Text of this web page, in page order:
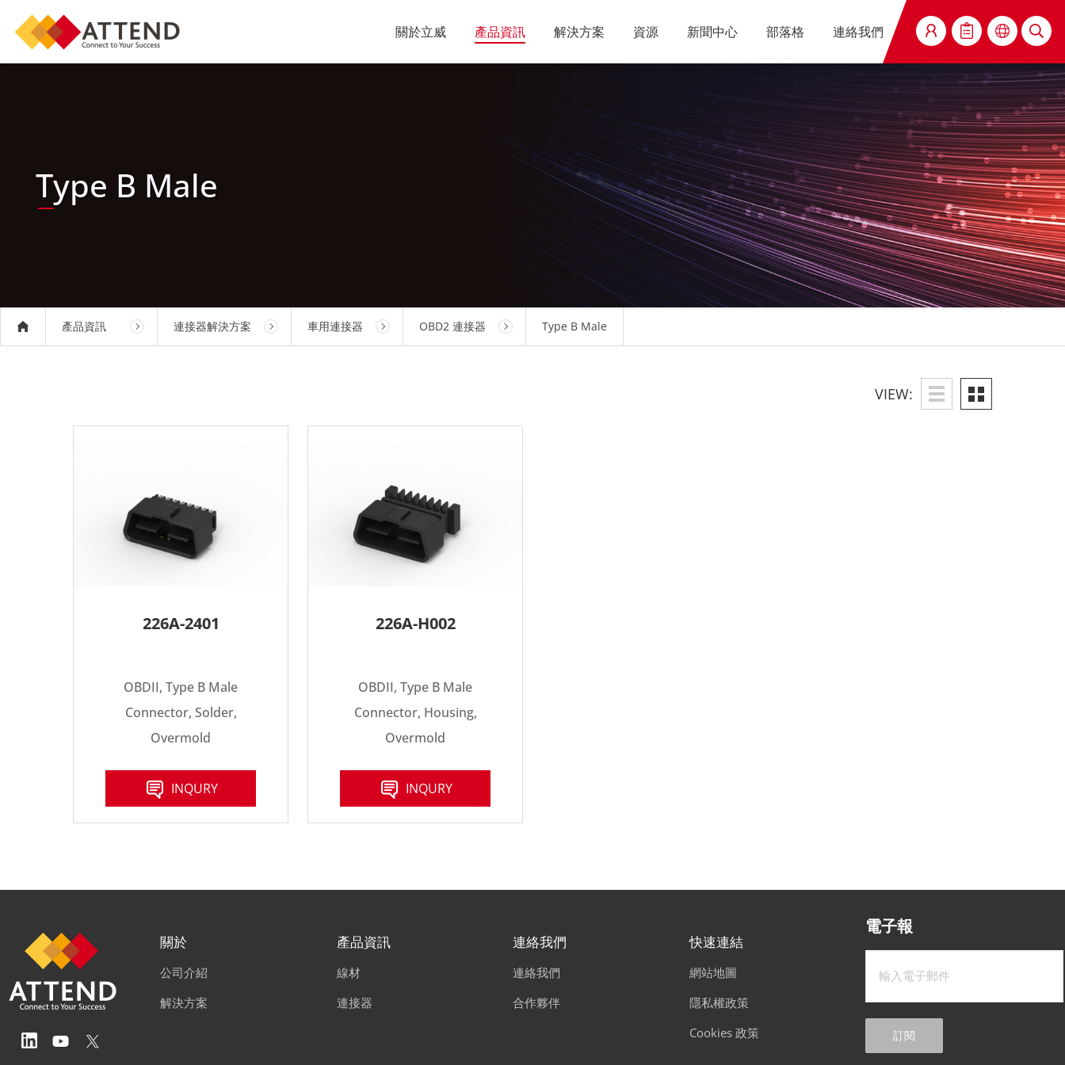
關於立威 產品資訊 解決方案 資源 新聞中心 部落格 連絡我們 搜尋
Type B Male
產品資訊 連接器解決方案 車用連接器 OBD2 連接器 Type B Male
VIEW:
226A-2401
OBDII, Type B Male
Connector, Solder,
Overmold
INQURY
226A-H002
OBDII, Type B Male
Connector, Housing,
Overmold
INQURY
關於
公司介紹
解決方案
產品資訊
線材
連接器
連絡我們
連絡我們
合作夥伴
快速連結
網站地圖
隱私權政策
Cookies 政策
電子報
訂閱